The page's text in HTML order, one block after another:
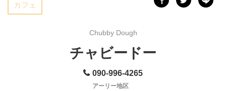
カフェ
Chubby Dough
チャビードー
090-996-4265
アーリー地区